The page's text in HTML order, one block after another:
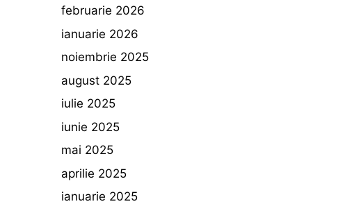
februarie 2026
ianuarie 2026
noiembrie 2025
august 2025
iulie 2025
iunie 2025
mai 2025
aprilie 2025
ianuarie 2025